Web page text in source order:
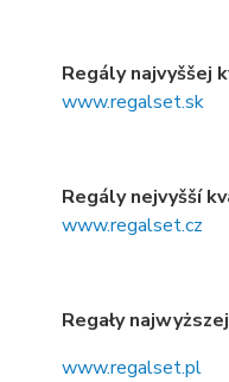
Regály najvyššej
www.regalset.sk
Regály nejvyšší
www.regalset.cz
Regały
www.regalset.pl